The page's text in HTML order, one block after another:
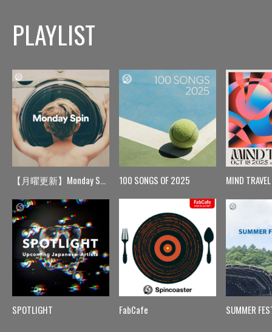
PLAYLIST
【月曜更新】Monday Spin
SPOTLIGHT
100 SONGS OF 2025
FabCafe
MIND TRAVEL
SUMMER